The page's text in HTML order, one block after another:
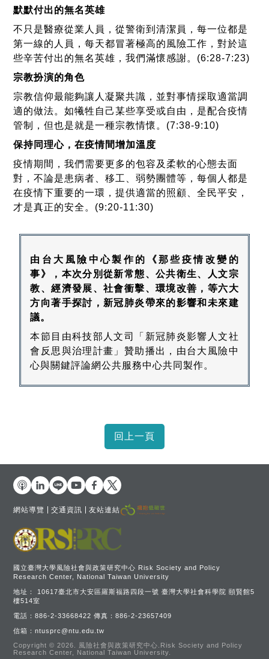
默默付出的無名英雄
不只是醫療從業人員，從警衛到清潔員，每一位都是
第一線的人員，每天都冒著極高的風險工作，對於這
些辛苦付出的無名英雄，我們滿懷感謝。(6:28-7:23)
宗教扮演的角色
宗教信仰最能夠讓人凝聚共識，並對事情採取適當調
適的做法。如犧牲自己某些享受或自由，是配合疫情
管制，但也是就是一種宗教情懷。(7:38-9:10)
保持同理心，在疫情間增加溫度
疫情期間，我們需要更多的包容及柔軟的心態去面
對，不論是患病者、移工、弱勢團體等，每個人都是
在疫情下重要的一環，提供適當的照顧、全民平安，
才是真正的安全。(9:20-11:30)
由台大風險中心製作的《那些疫情改變的
事》，本次分別從新常態、公共衛生、人文宗
教、經濟發展、社會衝擊、環境改善，等六大
方向著手探討，新冠肺炎帶來的影響和未來建
議。
本節目由科技部人文司「新冠肺炎影響人文社
會反思與治理計畫」贊助播出，由台大風險中
心與關鍵評論網公共服務中心共同製作。
國立臺灣大學風險社會與政策研究中心 Risk Society and Policy
Research Center, National Taiwan University
地址： 10617臺北市大安區羅斯福路四段一號 臺灣大學社會科學院 頤賢館5
樓514室
電話：886-2-33668422 傳真：886-2-23657409
信箱：ntusprc@ntu.edu.tw
Copyright © 2026.
風險社會與政策研究中心.Risk Society and Policy
Research Center, National Taiwan University.
網站導覽 交通資訊 友站連結